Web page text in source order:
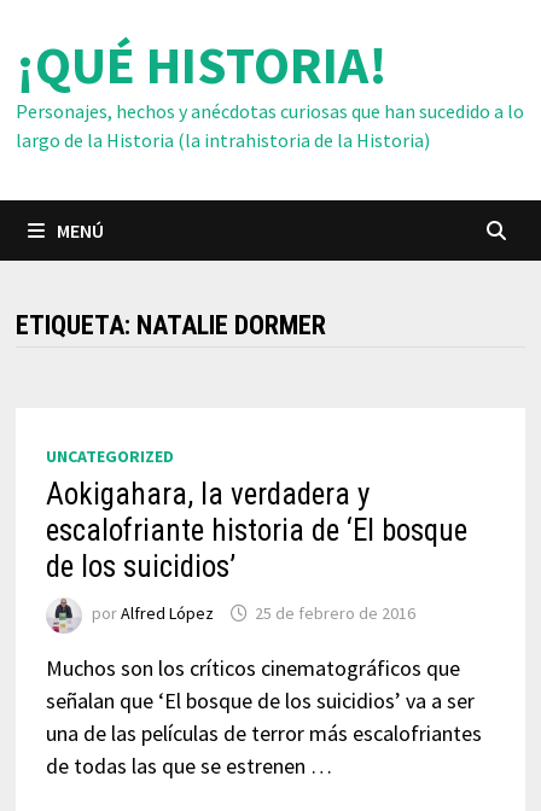
contenido
¡QUÉ HISTORIA!
Personajes, hechos y anécdotas curiosas que han sucedido a lo
largo de la Historia (la intrahistoria de la Historia)
MENÚ
ETIQUETA: NATALIE DORMER
UNCATEGORIZED
Aokigahara, la verdadera y
escalofriante historia de ‘El bosque
de los suicidios’
porAlfred López 25 de febrero de 2016
Muchos son los críticos cinematográficos que
señalan que ‘El bosque de los suicidios’ va a ser
una de las películas de terror más escalofriantes
de todas las que se estrenen …